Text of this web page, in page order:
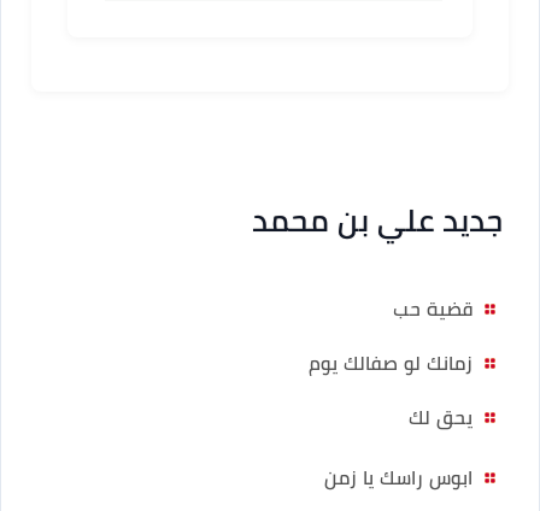
جديد علي بن محمد
قضية حب
زمانك لو صفالك يوم
يحق لك
ابوس راسك يا زمن